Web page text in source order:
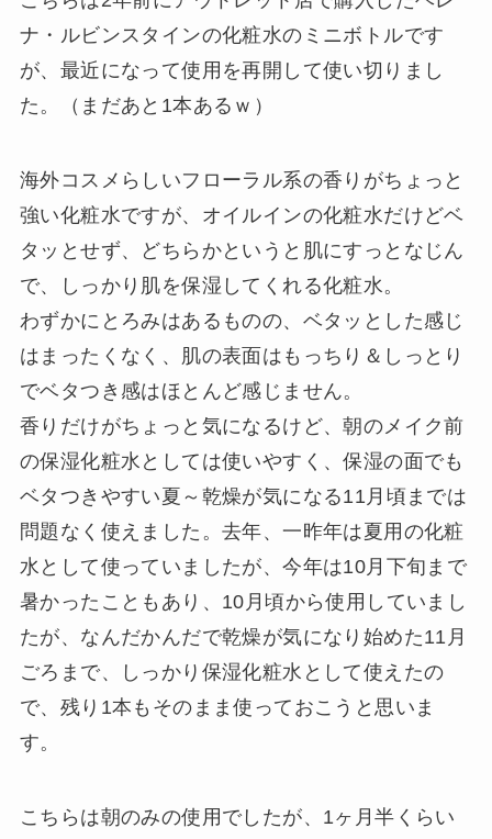
ナ・ルビンスタインの化粧水のミニボトルです
が、最近になって使用を再開して使い切りまし
た。（まだあと1本あるｗ）
海外コスメらしいフローラル系の香りがちょっと
強い化粧水ですが、オイルインの化粧水だけどベ
タッとせず、どちらかというと肌にすっとなじん
で、しっかり肌を保湿してくれる化粧水。
わずかにとろみはあるものの、ベタッとした感じ
はまったくなく、肌の表面はもっちり＆しっとり
でベタつき感はほとんど感じません。
香りだけがちょっと気になるけど、朝のメイク前
の保湿化粧水としては使いやすく、保湿の面でも
ベタつきやすい夏～乾燥が気になる11月頃までは
問題なく使えました。去年、一昨年は夏用の化粧
水として使っていましたが、今年は10月下旬まで
暑かったこともあり、10月頃から使用していまし
たが、なんだかんだで乾燥が気になり始めた11月
ごろまで、しっかり保湿化粧水として使えたの
で、残り1本もそのまま使っておこうと思いま
す。
こちらは朝のみの使用でしたが、1ヶ月半くらい